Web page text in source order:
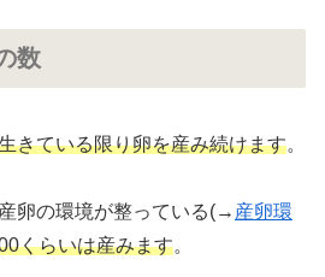
数
きている限り卵を産み続けます。
卵の環境が整っている(→ 産卵環
くらいは産みます。